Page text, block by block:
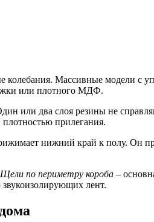
колебания. Массивные модели с
или плотного МДФ.
или два слоя резины не
прилегания.
нижний край к полу. Он
Щели по периметру короба –
лент.